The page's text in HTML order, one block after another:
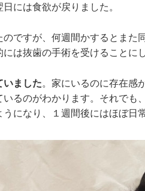
には食欲が戻りました。
ですが、何週間かするとまた
は抜歯の手術を受けることに
いました。家にいるのに存在感
るのがわかります。それでも
になり、１週間後にはほぼ日